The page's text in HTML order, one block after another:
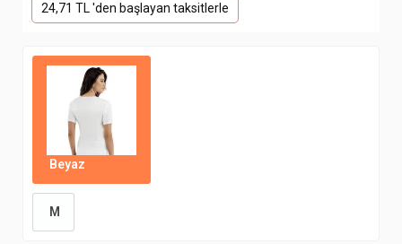
24,71 TL 'den başlayan taksitlerle
Beyaz
M